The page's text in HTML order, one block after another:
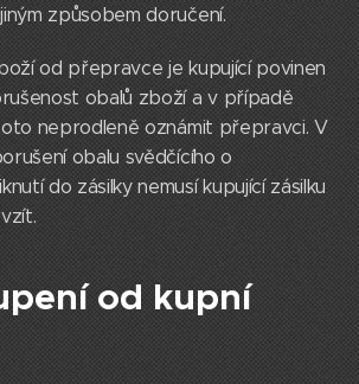
způsobem doručení.
od přepravce je kupující povinen
obalů zboží a v případě
neprodleně oznámit přepravci. V
obalu svědčícího o
do zásilky nemusí kupující zásilku
od kupní